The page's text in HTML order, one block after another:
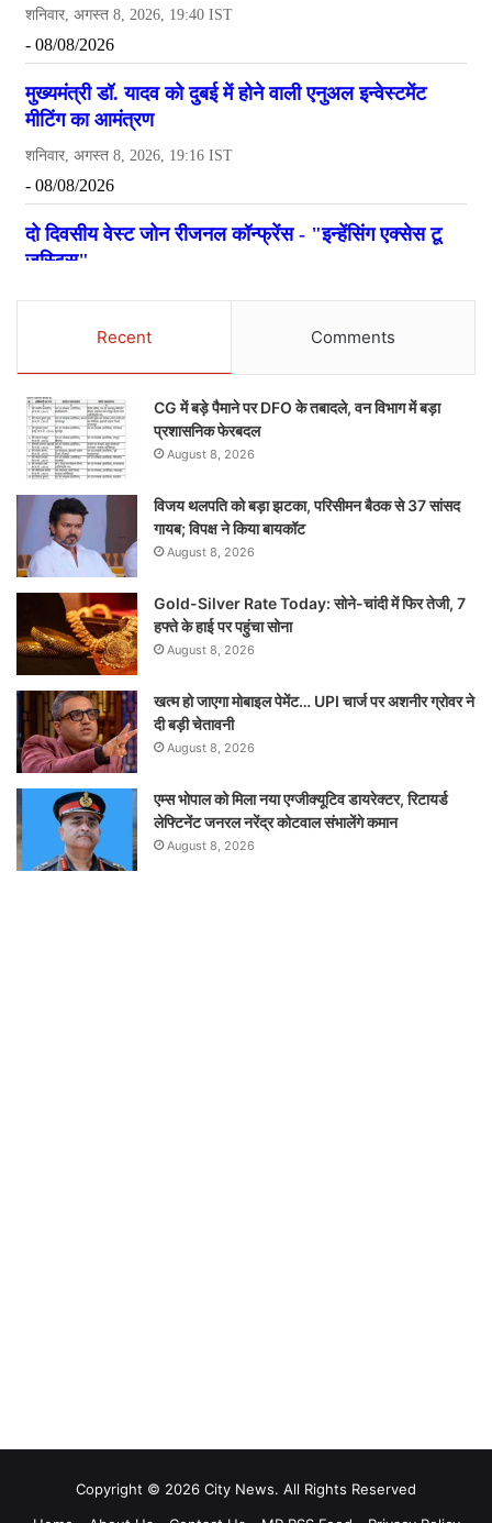
Recent Comments
CG में बड़े पैमाने पर DFO के तबादले, वन विभाग में बड़ा
प्रशासनिक फेरबदल
August 8, 2026
विजय थलपति को बड़ा झटका, परिसीमन बैठक से 37 सांसद
गायब; विपक्ष ने किया बायकॉट
August 8, 2026
Gold-Silver Rate Today: सोने-चांदी में फिर तेजी, 7
हफ्ते के हाई पर पहुंचा सोना
August 8, 2026
खत्म हो जाएगा मोबाइल पेमेंट… UPI चार्ज पर अशनीर ग्रोवर ने
दी बड़ी चेतावनी
August 8, 2026
एम्स भोपाल को मिला नया एग्जीक्यूटिव डायरेक्टर, रिटायर्ड
लेफ्टिनेंट जनरल नरेंद्र कोटवाल संभालेंगे कमान
August 8, 2026
Copyright © 2026 City News. All Rights Reserved